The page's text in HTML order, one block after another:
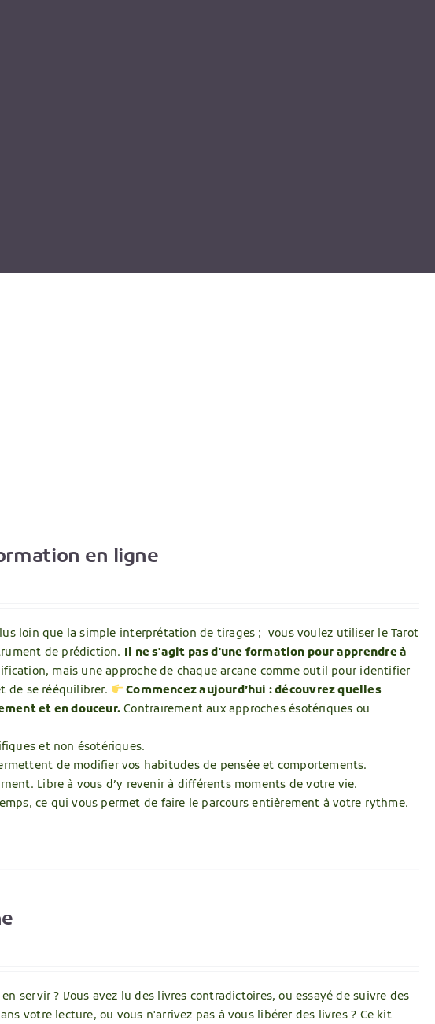
en ligne
loin que la simple interprétation de tirages ; vous voulez utiliser le Tarot
de prédiction. Il ne s'agit pas d'une formation pour apprendre à
mais une approche de chaque arcane comme outil pour identifier
de se rééquilibrer.
Commencez aujourd’hui : découvrez quelles
et en douceur. Contrairement aux approches ésotériques ou
et non ésotériques.
de modifier vos habitudes de pensée et comportements.
Libre à vous d’y revenir à différents moments de votre vie.
ce qui vous permet de faire le parcours entièrement à votre rythme.
servir ? Vous avez lu des livres contradictoires, ou essayé de suivre des
votre lecture, ou vous n'arrivez pas à vous libérer des livres ? Ce kit